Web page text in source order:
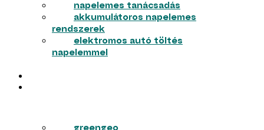
napelemes tanácsadás
akkumulátoros napelemes
rendszerek
elektromos autó töltés
napelemmel